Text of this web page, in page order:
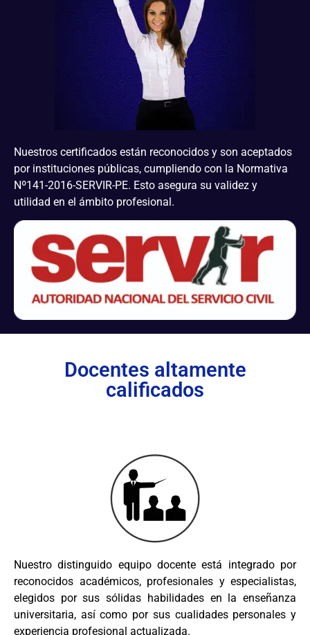
Nuestros certificados están reconocidos y son aceptados
por instituciones públicas, cumpliendo con la Normativa
Nº141-2016-SERVIR-PE. Esto asegura su validez y
utilidad en el ámbito profesional.
Docentes altamente
calificados
Nuestro distinguido equipo docente está integrado por
reconocidos académicos, profesionales y especialistas,
elegidos por sus sólidas habilidades en la enseñanza
universitaria, así como por sus cualidades personales y
experiencia profesional actualizada.